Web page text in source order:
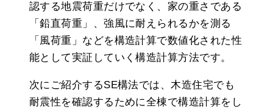
認する地震荷重だけでなく、家の重さである
「鉛直荷重」、強風に耐えられるかを測る
「風荷重」などを構造計算で数値化された性
能として実証していく構造計算方法です。
次にご紹介するSE構法では、木造住宅でも
耐震性を確認するために全棟で構造計算をし